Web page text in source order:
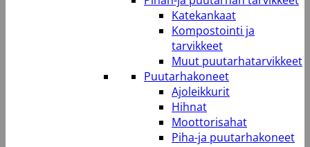
Katekankaat
Kompostointi ja
tarvikkeet
Muut puutarhatarvikkeet
Puutarhakoneet
Ajoleikkurit
Hihnat
Moottorisahat
Piha-ja puutarhakoneet